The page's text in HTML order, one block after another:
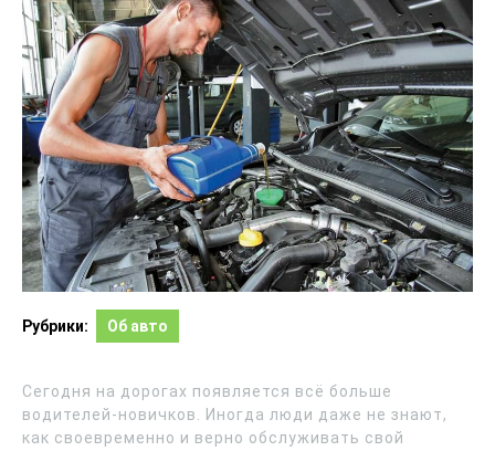
Рубрики: Об авто
Сегодня на дорогах появляется всё больше
водителей-новичков. Иногда люди даже не знают,
как своевременно и верно обслуживать свой